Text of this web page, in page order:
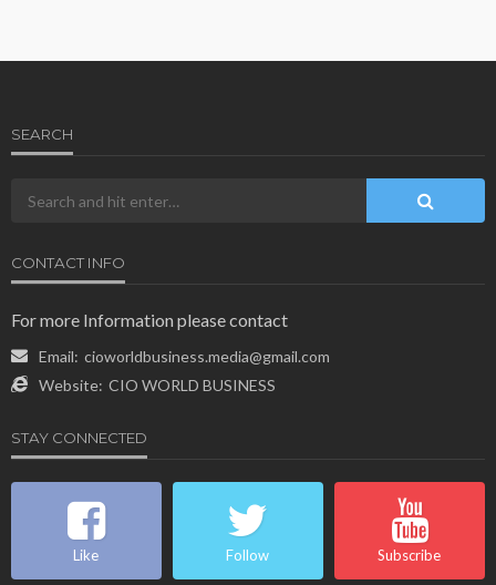
SEARCH
CONTACT INFO
For more Information please contact
Email: cioworldbusiness.media@gmail.com
Website: CIO WORLD BUSINESS
STAY CONNECTED
Like Follow Subscribe